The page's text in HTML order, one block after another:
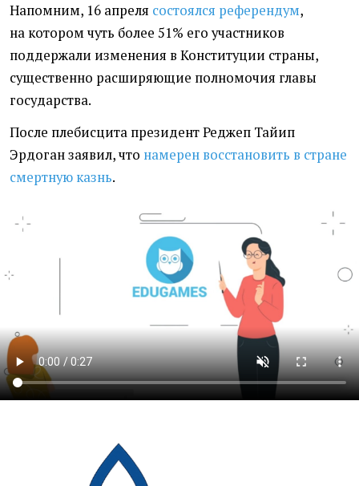
Напомним, 16 апреля состоялся референдум,
на котором чуть более 51% его участников
поддержали изменения в Конституции страны,
существенно расширяющие полномочия главы
государства.
После плебисцита президент Реджеп Тайип
Эрдоган заявил, что намерен восстановить в стране
смертную казнь.